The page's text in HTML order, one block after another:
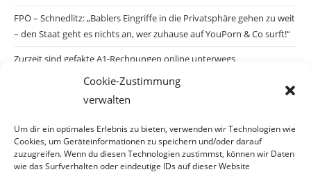
Cookie-Zustimmung
verwalten
Um dir ein optimales Erlebnis zu bieten, verwenden wir Technologien wie
Cookies, um Geräteinformationen zu speichern und/oder darauf
zuzugreifen. Wenn du diesen Technologien zustimmst, können wir Daten
wie das Surfverhalten oder eindeutige IDs auf dieser Website
FPÖ – Schnedlitz: „Bablers Eingriffe in die Privatsphäre gehen zu weit
– den Staat geht es nichts an, wer zuhause auf YouPorn & Co surft!“
Zurzeit sind gefakte A1-Rechnungen online unterwegs
Salzburgs Juden und ihre Sicherheit: „Erst nach einem Anschlag wäre
die Gefahr endlich konkret!“
Biologisches Wunder in Ceuta
Ein vermeintliches Abschiebemärchen